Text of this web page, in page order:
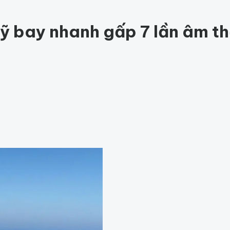
bay nhanh gấp 7 lần âm